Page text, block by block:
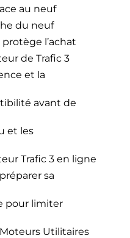
au neuf
du neuf
l’achat
de Trafic 3
et la
avant de
et les
Trafic 3 en ligne
sa
pour limiter
Moteurs Utilitaires